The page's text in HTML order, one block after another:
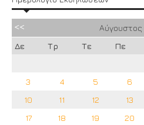
Αύγουστος
Δε
Τρ Τε Πε
3
4 5 6
10
11 12 13
17
18 19 20